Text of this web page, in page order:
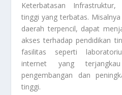
Keterbatasan
tinggi yang terbatas.
daerah terpencil, dapat
akses terhadap pendidikan
fasilitas seperti
internet yang
pengembangan dan
tinggi.